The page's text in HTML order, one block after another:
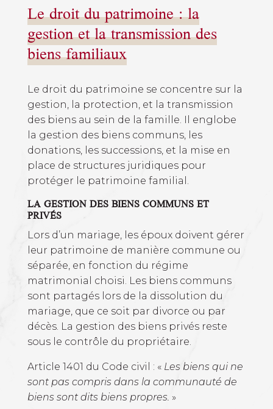
Le droit du patrimoine : la
gestion et la transmission des
biens familiaux
Le droit du patrimoine se concentre sur la
gestion, la protection, et la transmission
des biens au sein de la famille. Il englobe
la gestion des biens communs, les
donations, les successions, et la mise en
place de structures juridiques pour
protéger le patrimoine familial.
LA GESTION DES BIENS COMMUNS ET
PRIVÉS
Lors d’un mariage, les époux doivent gérer
leur patrimoine de manière commune ou
séparée, en fonction du régime
matrimonial choisi. Les biens communs
sont partagés lors de la dissolution du
mariage, que ce soit par divorce ou par
décès. La gestion des biens privés reste
sous le contrôle du propriétaire.
Article 1401 du Code civil : « Les biens qui ne
sont pas compris dans la communauté de
biens sont dits biens propres. »